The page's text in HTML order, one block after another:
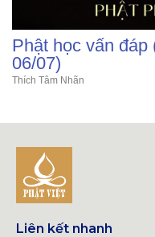
Phật học vấn
06/07)
Thích Tâm Nhãn
Liên kết nhanh